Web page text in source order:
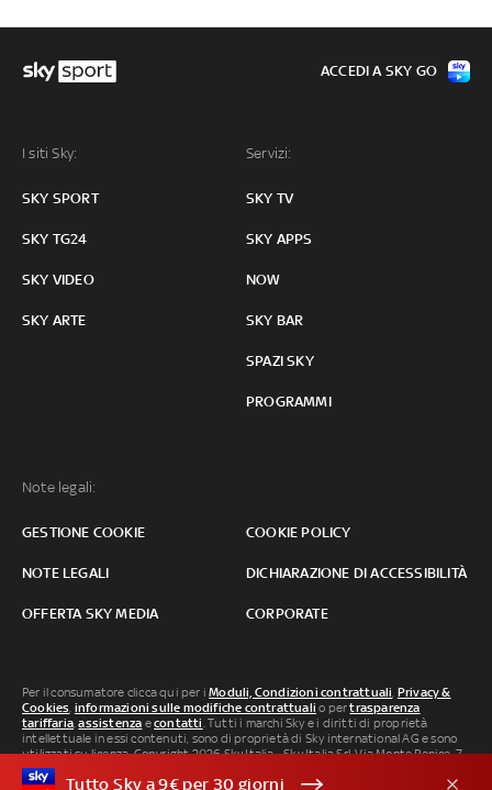
I siti Sky:
SKY SPORT
SKY TG24
SKY VIDEO
SKY ARTE
Servizi:
SKY TV
SKY APPS
NOW
SKY BAR
SPAZI SKY
PROGRAMMI
Note legali:
GESTIONE COOKIE COOKIE POLICY
NOTE LEGALI DICHIARAZIONE DI ACCESSIBILITÀ
OFFERTA SKY MEDIA CORPORATE
ACCEDI A SKY GO
Per il consumatore clicca qui per iModuli, Condizioni contrattuali, Privacy &
Cookies, informazioni sulle modifiche contrattuali o pertrasparenza
tariffaria,assistenza econtatti. Tutti i marchi Sky e i diritti di proprietà
intellettuale in essi contenuti, sono di proprietà di Sky international AG e sono
utilizzati su licenza. Copyright 2026 Sky Italia - Sky Italia Srl Via Monte Penice, 7 -
20138 Milano P.IVA 04619241005. SkyTG24: ISSN 3035-1537 e SkySport: ISSN
3035-1545.Segnalazione Abusi
Tutto Sky a 9€ per 30 giorni